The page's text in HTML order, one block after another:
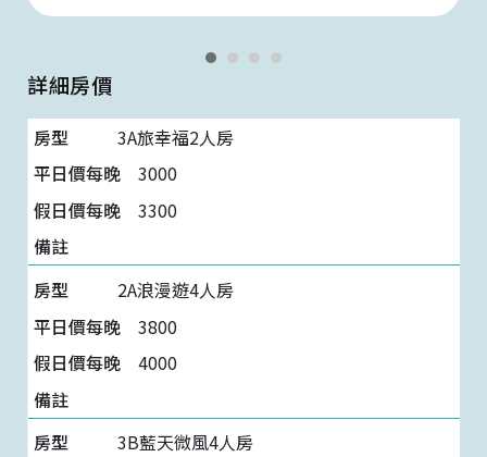
詳細房價
3A旅幸福2人房
3000
3300
2A浪漫遊4人房
3800
4000
3B藍天微風4人房